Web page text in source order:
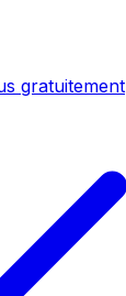
gratuitement